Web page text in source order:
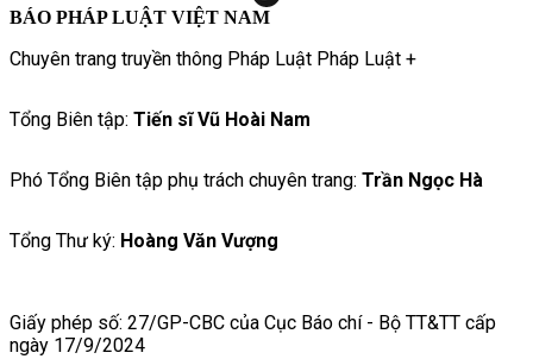
BÁO PHÁP LUẬT VIỆT NAM
Chuyên trang truyền thông Pháp Luật Pháp Luật +
Tổng Biên tập: Tiến sĩ Vũ Hoài Nam
Phó Tổng Biên tập phụ trách chuyên trang: Trần Ngọc Hà
Tổng Thư ký: Hoàng Văn Vượng
Giấy phép số: 27/GP-CBC của Cục Báo chí - Bộ TT&TT cấp
ngày 17/9/2024